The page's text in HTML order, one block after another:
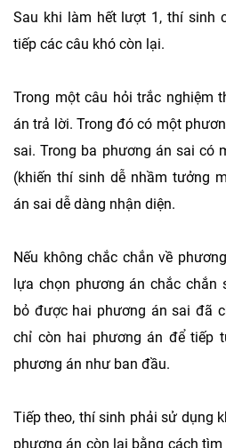
Sau khi làm hết lượt 1, thí sinh
tiếp các câu khó còn lại.
Trong một câu hỏi trắc nghiệm
án trả lời. Trong đó có một
sai. Trong ba phương án sai có
(khiến thí sinh dễ nhầm tưởng
án sai dễ dàng nhận diện.
Nếu không chắc chắn về
lựa chọn phương án chắc chắn
bỏ được hai phương án sai đã
chỉ còn hai phương án để tiếp
phương án như ban đầu.
Tiếp theo, thí sinh phải sử dụng
phương án còn lại bằng cách